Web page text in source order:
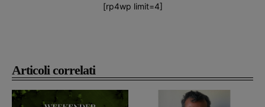
Articoli correlati
[rp4wp limit=4]